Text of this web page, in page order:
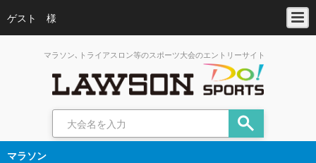
ゲスト 様
マラソン､トライアスロン等のスポーツ大会のエントリーサイト
マラソン